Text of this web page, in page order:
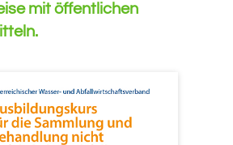
mit öffentlichen